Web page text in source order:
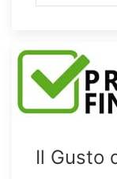
Il Gusto